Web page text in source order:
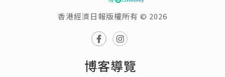
香港經濟日報版權所有 © 2026
博客導覽